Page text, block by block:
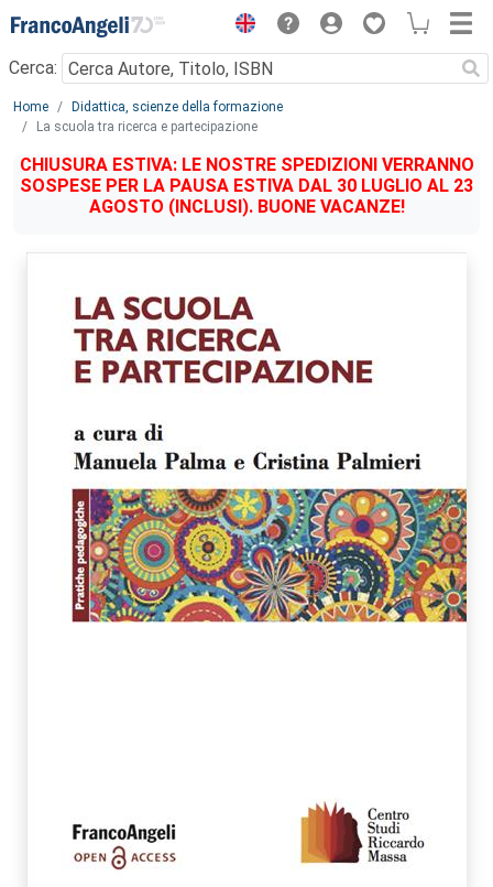
Menu
Cerca:
Main content
Home
Didattica, scienze della formazione
La scuola tra ricerca e partecipazione
CHIUSURA ESTIVA: LE NOSTRE SPEDIZIONI VERRANNO
SOSPESE PER LA PAUSA ESTIVA DAL 30 LUGLIO AL 23
AGOSTO (INCLUSI). BUONE VACANZE!